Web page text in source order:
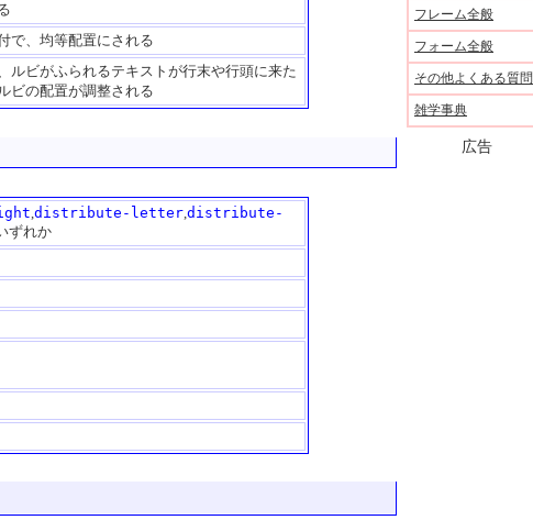
で、均等配置にされる
ルビがふられるテキストが行末や行頭に来た
ビの配置が調整される
,distribute-letter,distribute-
ずれか
フレーム全般
フォーム全般
その他よくある質問
雑学事典
広告